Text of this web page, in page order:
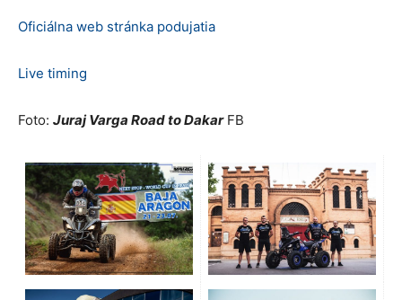
Oficiálna web stránka podujatia
Live timing
Foto: Juraj Varga Road to DakarFB